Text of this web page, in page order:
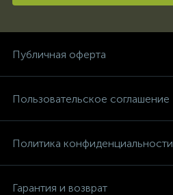
Публичная оферта
Пользовательское соглашение
Политика конфиденциальности
Гарантия и возврат